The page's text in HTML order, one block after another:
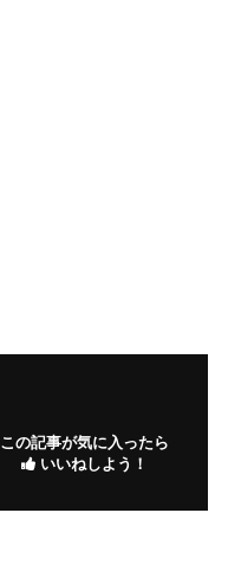
この記事が気に入ったら
いいねしよう！